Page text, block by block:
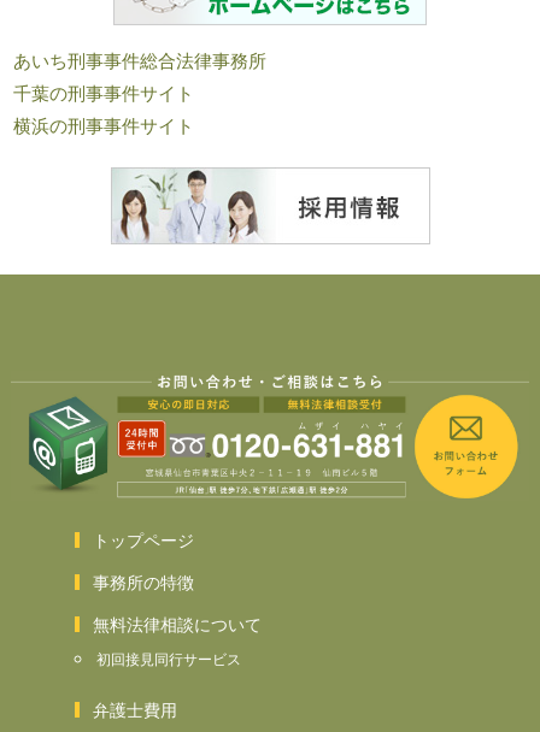
あいち刑事事件総合法律事務所
千葉の刑事事件サイト
横浜の刑事事件サイト
トップページ
事務所の特徴
無料法律相談について
初回接見同行サービス
弁護士費用